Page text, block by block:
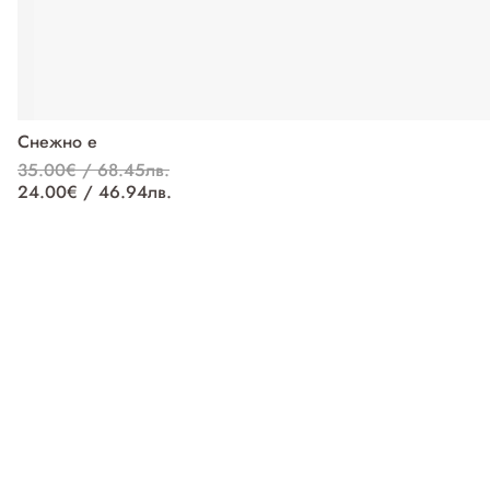
Снежно е
35.00€ / 68.45лв.
24.00€ / 46.94лв.